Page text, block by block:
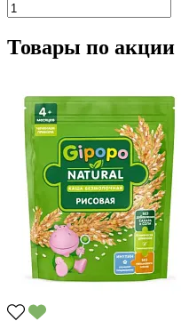
Товары по акции